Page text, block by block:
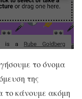
το όνομα
της
το κάνουμε ακόμη